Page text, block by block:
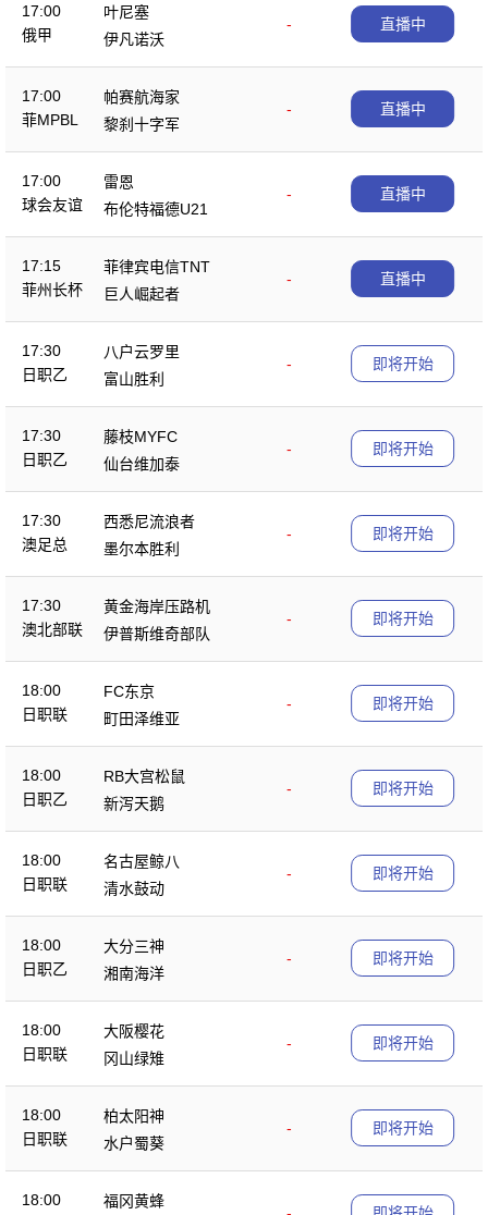
17:00
俄甲
叶尼塞
-
伊凡诺沃
直播中
17:00
菲MPBL
帕赛航海家
-
黎刹十字军
直播中
17:00
球会友谊
雷恩
-
布伦特福德U21
直播中
17:15
菲州长杯
菲律宾电信TNT
-
巨人崛起者
直播中
17:30
日职乙
八户云罗里
-
富山胜利
即将开始
17:30
日职乙
藤枝MYFC
-
仙台维加泰
即将开始
17:30
澳足总
西悉尼流浪者
-
墨尔本胜利
即将开始
17:30
澳北部联
黄金海岸压路机
-
伊普斯维奇部队
即将开始
18:00
日职联
FC东京
-
町田泽维亚
即将开始
18:00
日职乙
RB大宫松鼠
-
新泻天鹅
即将开始
18:00
日职联
名古屋鲸八
-
清水鼓动
即将开始
18:00
日职乙
大分三神
-
湘南海洋
即将开始
18:00
日职联
大阪樱花
-
冈山绿雉
即将开始
18:00
日职联
柏太阳神
-
水户蜀葵
即将开始
18:00
福冈黄蜂